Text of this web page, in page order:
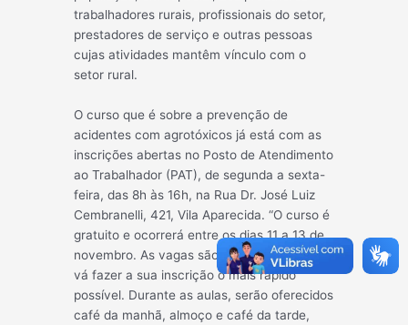
trabalhadores rurais, profissionais do setor,
prestadores de serviço e outras pessoas
cujas atividades mantêm vínculo com o
setor rural.
O curso que é sobre a prevenção de
acidentes com agrotóxicos já está com as
inscrições abertas no Posto de Atendimento
ao Trabalhador (PAT), de segunda a sexta-
feira, das 8h às 16h, na Rua Dr. José Luiz
Cembranelli, 421, Vila Aparecida. “O curso é
gratuito e ocorrerá entre os dias 11 a 13 de
novembro. As vagas são limitadas, por isso
vá fazer a sua inscrição o mais rápido
possível. Durante as aulas, serão oferecidos
café da manhã, almoço e café da tarde,